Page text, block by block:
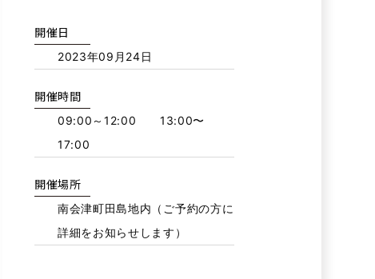
開催日
2023年09月24日
開催時間
09:00～12:00 13:00〜
17:00
開催場所
南会津町田島地内（ご予約の方に
詳細をお知らせします）